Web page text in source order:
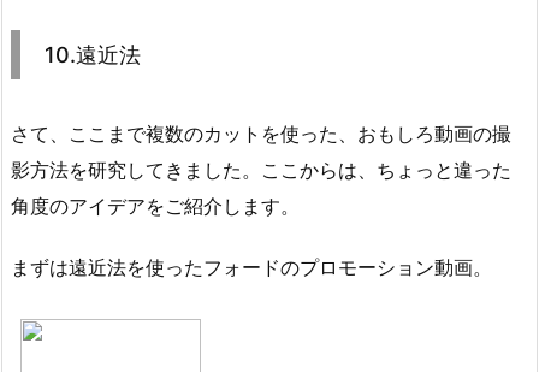
10.遠近法
さて、ここまで複数のカットを使った、おもしろ動画の撮
影方法を研究してきました。ここからは、ちょっと違った
角度のアイデアをご紹介します。
まずは遠近法を使ったフォードのプロモーション動画。